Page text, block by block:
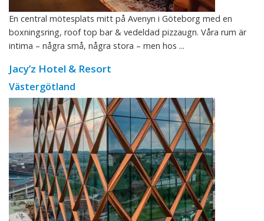
En central mötesplats mitt på Avenyn i Göteborg med en
boxningsring, roof top bar & vedeldad pizzaugn. Våra rum är
intima – några små, några stora – men hos ...
Jacy’z Hotel & Resort
Västergötland